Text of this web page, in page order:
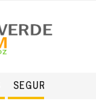
SEGURIDAD